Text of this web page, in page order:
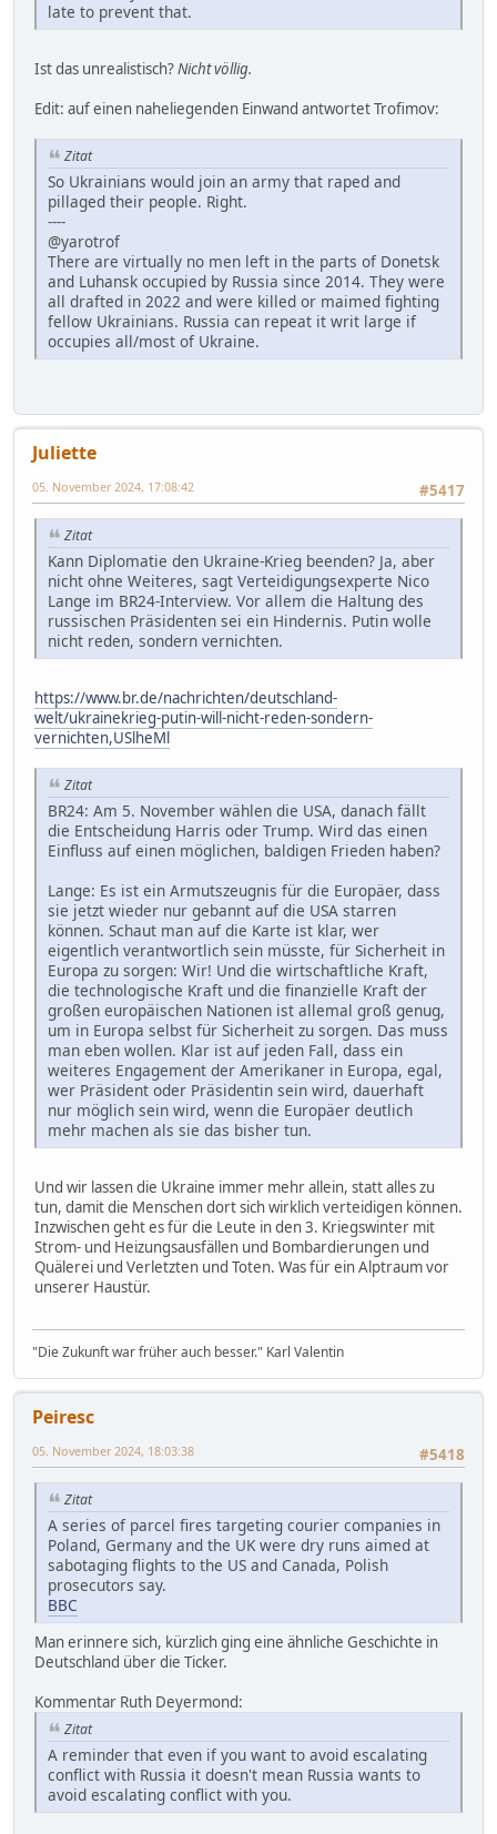
late to prevent that.
Ist das unrealistisch?Nicht völlig.
Edit: auf einen naheliegenden Einwand antwortet Trofimov:
Zitat
So Ukrainians would join an army that raped and
pillaged their people. Right.
----
@yarotrof
There are virtually no men left in the parts of Donetsk
and Luhansk occupied by Russia since 2014. They were
all drafted in 2022 and were killed or maimed fighting
fellow Ukrainians. Russia can repeat it writ large if
occupies all/most of Ukraine.
Juliette
#5417
05. November 2024, 17:08:42
Zitat
Kann Diplomatie den Ukraine-Krieg beenden? Ja, aber
nicht ohne Weiteres, sagt Verteidigungsexperte Nico
Lange im BR24-Interview. Vor allem die Haltung des
russischen Präsidenten sei ein Hindernis. Putin wolle
nicht reden, sondern vernichten.
https://www.br.de/nachrichten/deutschland-
welt/ukrainekrieg-putin-will-nicht-reden-sondern-
vernichten,USlheMl
Zitat
BR24: Am 5. November wählen die USA, danach fällt
die Entscheidung Harris oder Trump. Wird das einen
Einfluss auf einen möglichen, baldigen Frieden haben?
Lange: Es ist ein Armutszeugnis für die Europäer, dass
sie jetzt wieder nur gebannt auf die USA starren
können. Schaut man auf die Karte ist klar, wer
eigentlich verantwortlich sein müsste, für Sicherheit in
Europa zu sorgen: Wir! Und die wirtschaftliche Kraft,
die technologische Kraft und die finanzielle Kraft der
großen europäischen Nationen ist allemal groß genug,
um in Europa selbst für Sicherheit zu sorgen. Das muss
man eben wollen. Klar ist auf jeden Fall, dass ein
weiteres Engagement der Amerikaner in Europa, egal,
wer Präsident oder Präsidentin sein wird, dauerhaft
nur möglich sein wird, wenn die Europäer deutlich
mehr machen als sie das bisher tun.
Und wir lassen die Ukraine immer mehr allein, statt alles zu
tun, damit die Menschen dort sich wirklich verteidigen können.
Inzwischen geht es für die Leute in den 3. Kriegswinter mit
Strom- und Heizungsausfällen und Bombardierungen und
Quälerei und Verletzten und Toten. Was für ein Alptraum vor
unserer Haustür.
"Die Zukunft war früher auch besser." Karl Valentin
Peiresc
#5418
05. November 2024, 18:03:38
Zitat
A series of parcel fires targeting courier companies in
Poland, Germany and the UK were dry runs aimed at
sabotaging flights to the US and Canada, Polish
prosecutors say.
BBC
Man erinnere sich, kürzlich ging eine ähnliche Geschichte in
Deutschland über die Ticker.
Kommentar Ruth Deyermond:
Zitat
A reminder that even if you want to avoid escalating
conflict with Russia it doesn't mean Russia wants to
avoid escalating conflict with you.